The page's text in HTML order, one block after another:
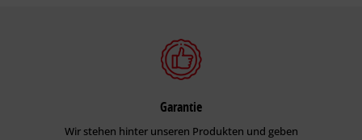
Garantie
Wir stehen hinter unseren Produkten und geben